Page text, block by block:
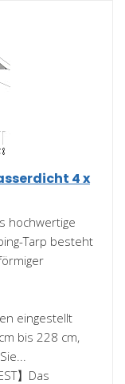
4 x
hochwertige
Tarp besteht
eingestellt
bis 228 cm,
】Das